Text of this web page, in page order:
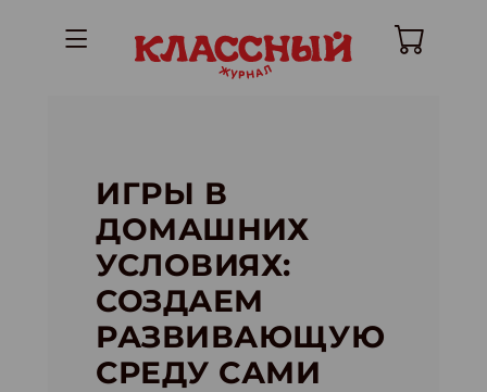
ИГРЫ В
ДОМАШНИХ
УСЛОВИЯХ:
СОЗДАЕМ
РАЗВИВАЮЩУЮ
СРЕДУ САМИ